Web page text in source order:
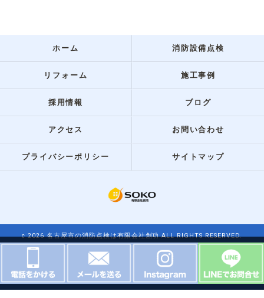
ホーム 消防設備点検
リフォーム 施工事例
採用情報 ブログ
アクセス お問い合わせ
プライバシーポリシー サイトマップ
c 2026 名古屋市の消防点検は有限会社創功 ALL RIGHTS RESERVED.